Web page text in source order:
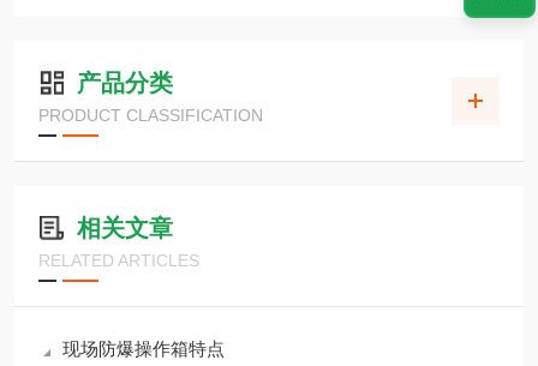
产品分类
PRODUCT CLASSIFICATION
相关文章
RELATED ARTICLES
现场防爆操作箱特点